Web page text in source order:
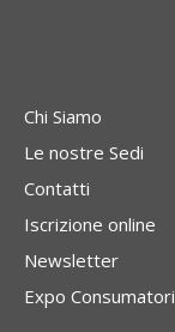
Chi Siamo
Le nostre Sedi
Contatti
Iscrizione online
Newsletter
Expo Consumatori